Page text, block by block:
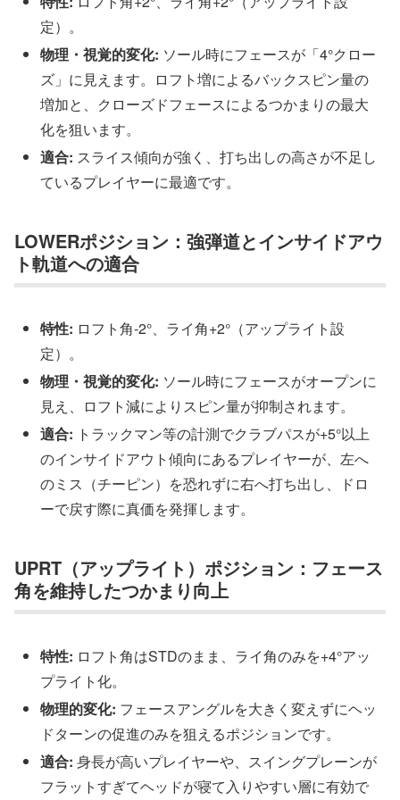
定）。
物理・視覚的変化: ソール時にフェースが「4°クロー
ズ」に見えます。ロフト増によるバックスピン量の
増加と、クローズドフェースによるつかまりの最大
化を狙います。
適合: スライス傾向が強く、打ち出しの高さが不足し
ているプレイヤーに最適です。
LOWERポジション：強弾道とインサイドアウ
ト軌道への適合
特性: ロフト角-2°、ライ角+2°（アップライト設
定）。
物理・視覚的変化: ソール時にフェースがオープンに
見え、ロフト減によりスピン量が抑制されます。
適合: トラックマン等の計測でクラブパスが+5°以上
のインサイドアウト傾向にあるプレイヤーが、左へ
のミス（チーピン）を恐れずに右へ打ち出し、ドロ
ーで戻す際に真価を発揮します。
UPRT（アップライト）ポジション：フェース
角を維持したつかまり向上
特性: ロフト角はSTDのまま、ライ角のみを+4°アッ
プライト化。
物理的変化: フェースアングルを大きく変えずにヘッ
ドターンの促進のみを狙えるポジションです。
適合: 身長が高いプレイヤーや、スイングプレーンが
フラットすぎてヘッドが寝て入りやすい層に有効で